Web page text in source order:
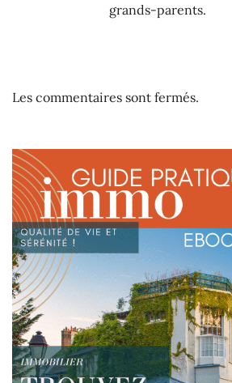
grands-parents.
Les commentaires sont fermés.